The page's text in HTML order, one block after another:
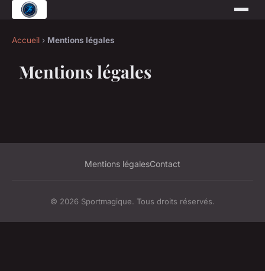
Accueil › Mentions légales
Mentions légales
Mentions légalesContact
© 2026 Sportmagique. Tous droits réservés.